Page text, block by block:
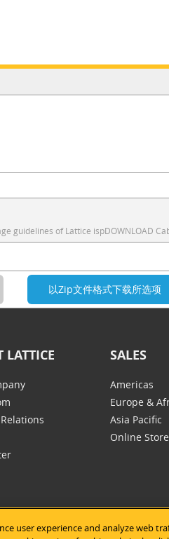
guidelines of Lattice ispDOWNLOAD
LATTICE SALES
Americas
Europe &
Asia Pacific
Online Store
Semiconductor|法律声明|
user experience and analyze web